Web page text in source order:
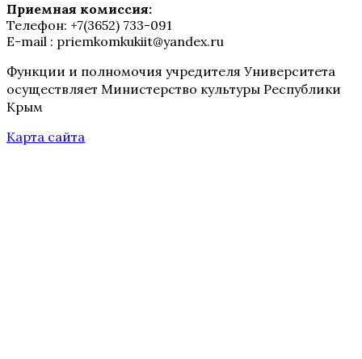
Приемная комиссия:
Телефон: +7(3652) 733-091
E-mail : priemkomkukiit@yandex.ru
Функции и полномочия учредителя Университета
осуществляет Министерство культуры Республики
Крым
Карта сайта